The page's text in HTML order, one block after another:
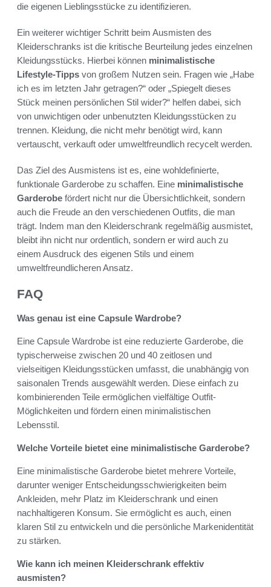
die eigenen Lieblingsstücke zu identifizieren.
Ein weiterer wichtiger Schritt beim Ausmisten des
Kleiderschranks ist die kritische Beurteilung jedes einzelnen
Kleidungsstücks. Hierbei können minimalistische
Lifestyle-Tipps von großem Nutzen sein. Fragen wie „Habe
ich es im letzten Jahr getragen?“ oder „Spiegelt dieses
Stück meinen persönlichen Stil wider?“ helfen dabei, sich
von unwichtigen oder unbenutzten Kleidungsstücken zu
trennen. Kleidung, die nicht mehr benötigt wird, kann
vertauscht, verkauft oder umweltfreundlich recycelt werden.
Das Ziel des Ausmistens ist es, eine wohldefinierte,
funktionale Garderobe zu schaffen. Eine minimalistische
Garderobe fördert nicht nur die Übersichtlichkeit, sondern
auch die Freude an den verschiedenen Outfits, die man
trägt. Indem man den Kleiderschrank regelmäßig ausmistet,
bleibt ihn nicht nur ordentlich, sondern er wird auch zu
einem Ausdruck des eigenen Stils und einem
umweltfreundlicheren Ansatz.
FAQ
Was genau ist eine Capsule Wardrobe?
Eine Capsule Wardrobe ist eine reduzierte Garderobe, die
typischerweise zwischen 20 und 40 zeitlosen und
vielseitigen Kleidungsstücken umfasst, die unabhängig von
saisonalen Trends ausgewählt werden. Diese einfach zu
kombinierenden Teile ermöglichen vielfältige Outfit-
Möglichkeiten und fördern einen minimalistischen
Lebensstil.
Welche Vorteile bietet eine minimalistische Garderobe?
Eine minimalistische Garderobe bietet mehrere Vorteile,
darunter weniger Entscheidungsschwierigkeiten beim
Ankleiden, mehr Platz im Kleiderschrank und einen
nachhaltigeren Konsum. Sie ermöglicht es auch, einen
klaren Stil zu entwickeln und die persönliche Markenidentität
zu stärken.
Wie kann ich meinen Kleiderschrank effektiv
ausmisten?